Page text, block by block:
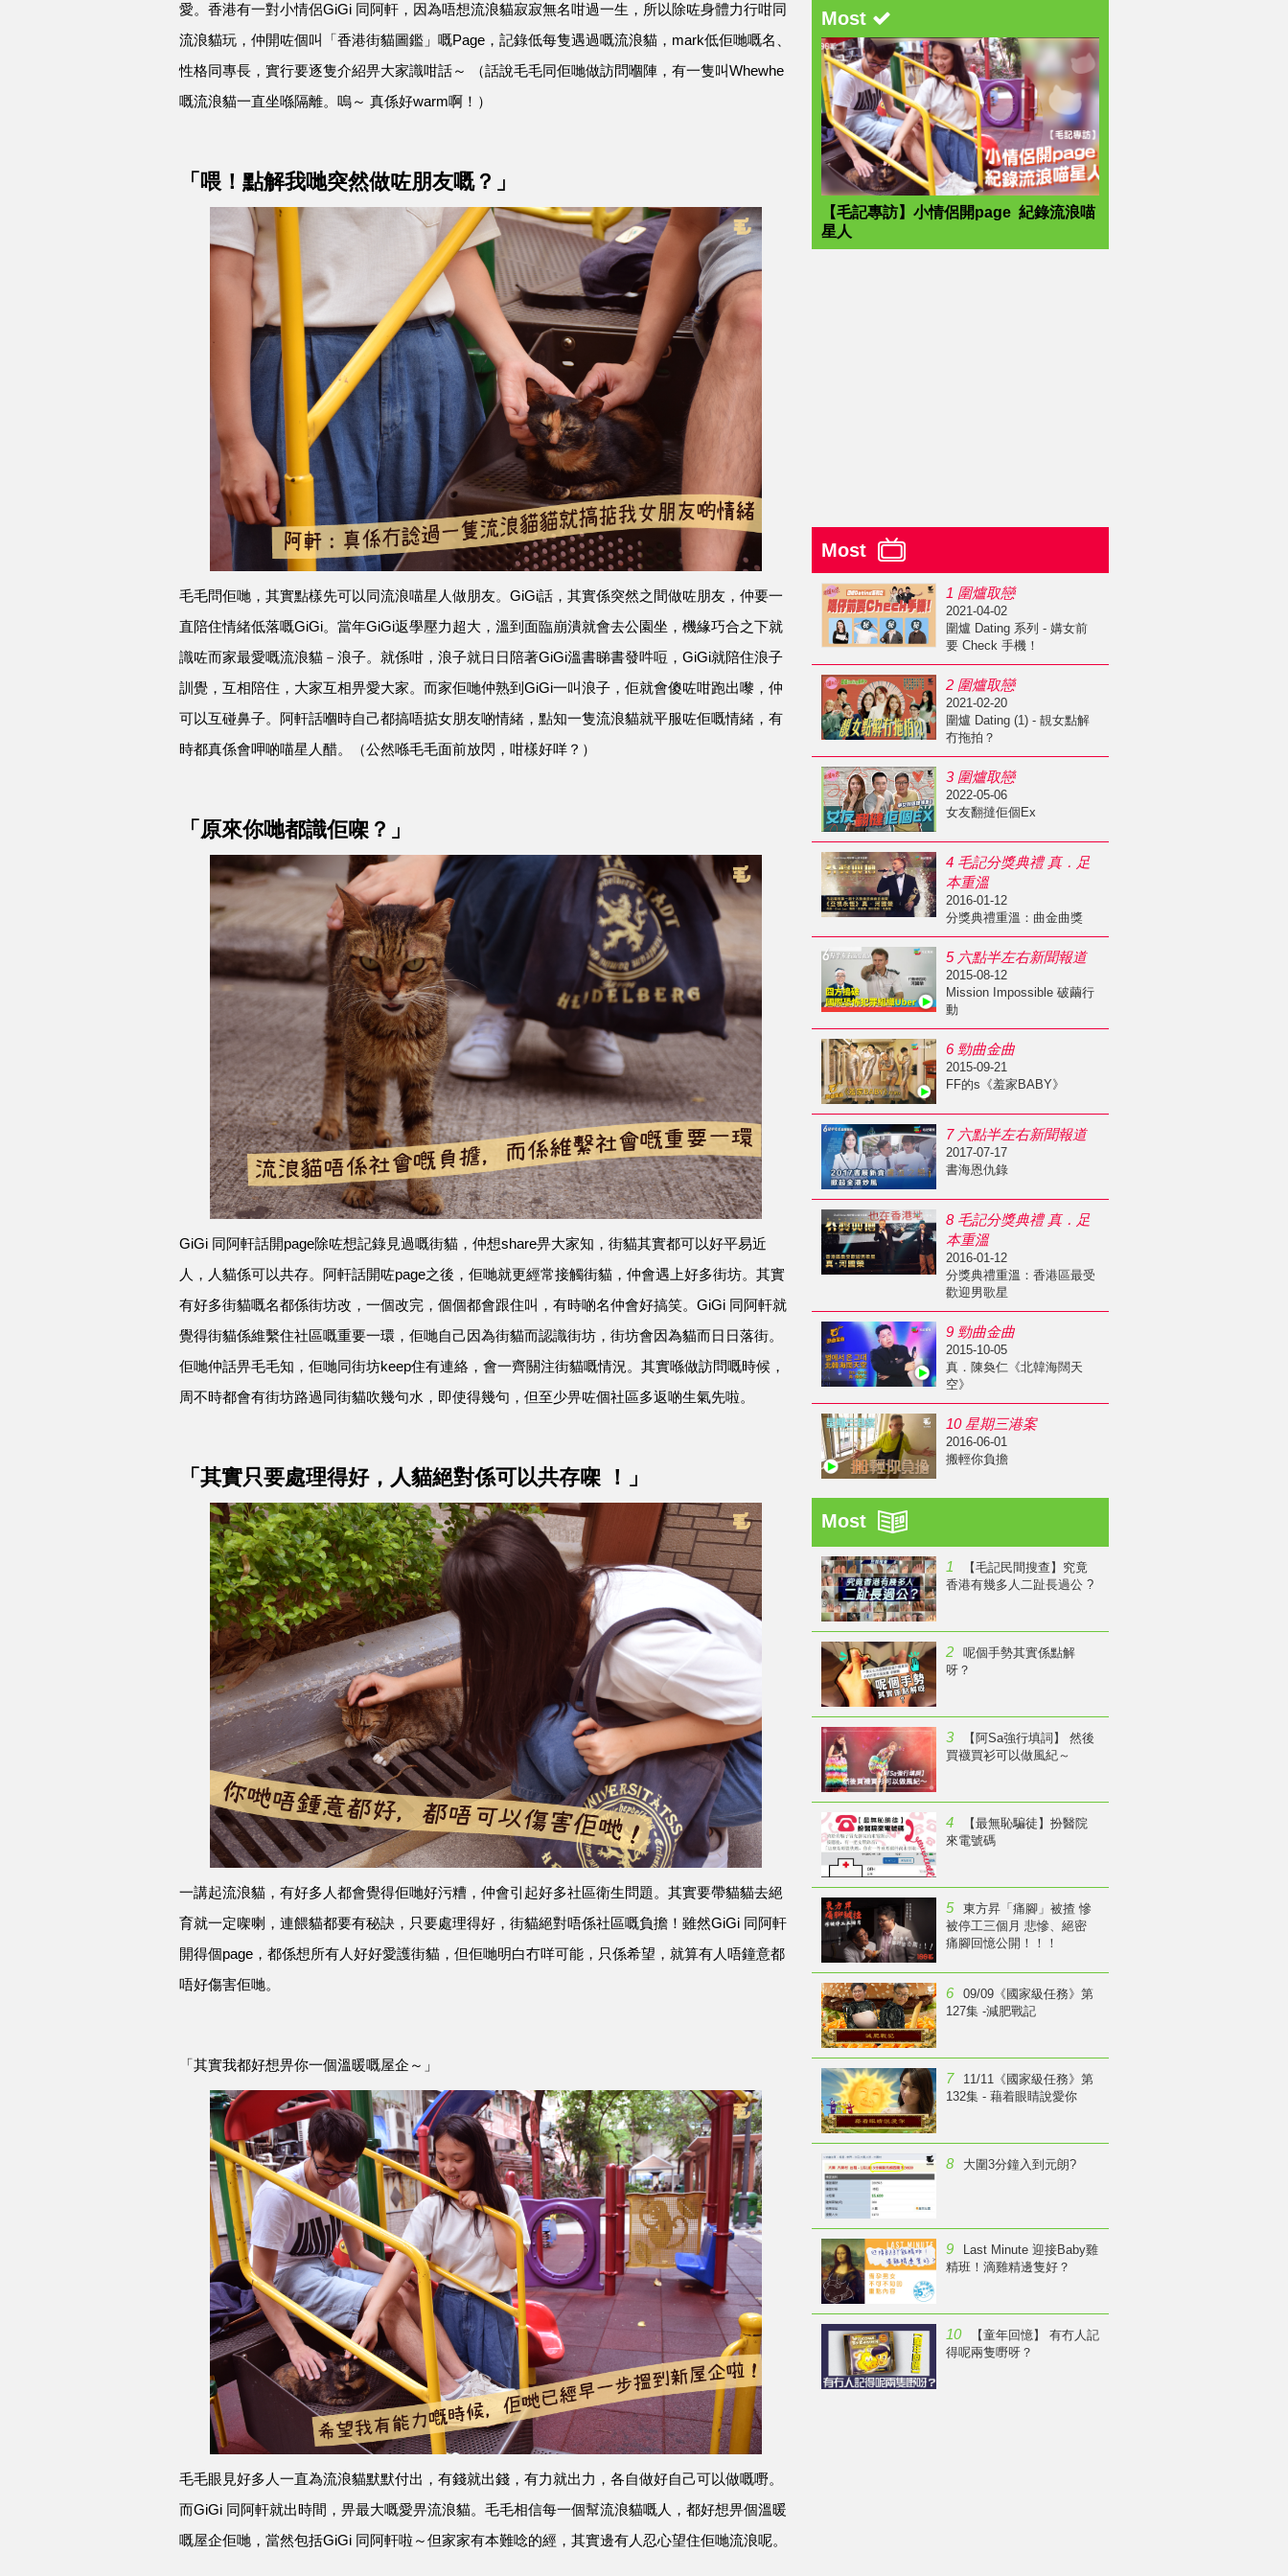
愛。香港有一對小情侶GiGi 同阿軒，因為唔想流浪貓寂寂無名咁過一生，所以除咗身體力行咁同
流浪貓玩，仲開咗個叫「香港街貓圖鑑」嘅Page，記錄低每隻遇過嘅流浪貓，mark低佢哋嘅名、
性格同專長，實行要逐隻介紹畀大家識咁話～ （話說毛毛同佢哋做訪問嗰陣，有一隻叫Whewhe
嘅流浪貓一直坐喺隔離。嗚～ 真係好warm啊！）
「喂！點解我哋突然做咗朋友嘅？」
毛毛問佢哋，其實點樣先可以同流浪喵星人做朋友。GiGi話，其實係突然之間做咗朋友，仲要一
直陪住情緒低落嘅GiGi。當年GiGi返學壓力超大，溫到面臨崩潰就會去公園坐，機緣巧合之下就
識咗而家最愛嘅流浪貓－浪子。就係咁，浪子就日日陪著GiGi溫書睇書發吽哣，GiGi就陪住浪子
訓覺，互相陪住，大家互相畀愛大家。而家佢哋仲熟到GiGi一叫浪子，佢就會傻咗咁跑出嚟，仲
可以互碰鼻子。阿軒話嗰時自己都搞唔掂女朋友啲情緒，點知一隻流浪貓就平服咗佢嘅情緒，有
時都真係會呷啲喵星人醋。（公然喺毛毛面前放閃，咁樣好咩？）
「原來你哋都識佢㗎？」
GiGi 同阿軒話開page除咗想記錄見過嘅街貓，仲想share畀大家知，街貓其實都可以好平易近
人，人貓係可以共存。阿軒話開咗page之後，佢哋就更經常接觸街貓，仲會遇上好多街坊。其實
有好多街貓嘅名都係街坊改，一個改完，個個都會跟住叫，有時啲名仲會好搞笑。GiGi 同阿軒就
覺得街貓係維繫住社區嘅重要一環，佢哋自己因為街貓而認識街坊，街坊會因為貓而日日落街。
佢哋仲話畀毛毛知，佢哋同街坊keep住有連絡，會一齊關注街貓嘅情況。其實喺做訪問嘅時候，
周不時都會有街坊路過同街貓吹幾句水，即使得幾句，但至少畀咗個社區多返啲生氣先啦。
「其實只要處理得好，人貓絕對係可以共存㗎 ！」
一講起流浪貓，有好多人都會覺得佢哋好污糟，仲會引起好多社區衛生問題。其實要帶貓貓去絕
育就一定㗎喇，連餵貓都要有秘訣，只要處理得好，街貓絕對唔係社區嘅負擔！雖然GiGi 同阿軒
開得個page，都係想所有人好好愛護街貓，但佢哋明白冇咩可能，只係希望，就算有人唔鐘意都
唔好傷害佢哋。
「其實我都好想畀你一個溫暖嘅屋企～」
毛毛眼見好多人一直為流浪貓默默付出，有錢就出錢，有力就出力，各自做好自己可以做嘅嘢。
而GiGi 同阿軒就出時間，畀最大嘅愛畀流浪貓。毛毛相信每一個幫流浪貓嘅人，都好想畀個溫暖
嘅屋企佢哋，當然包括GiGi 同阿軒啦～但家家有本難唸的經，其實邊有人忍心望住佢哋流浪呢。
Most
【毛記專訪】小情侶開page 紀錄流浪喵
星人
Most
1 圍爐取戀
2021-04-02
圍爐 Dating 系列 - 媾女前
要 Check 手機！
2 圍爐取戀
2021-02-20
圍爐 Dating (1) - 靚女點解
冇拖拍？
3 圍爐取戀
2022-05-06
女友翻撻佢個Ex
4 毛記分獎典禮 真．足
本重溫
2016-01-12
分獎典禮重溫：曲金曲獎
5 六點半左右新聞報道
2015-08-12
Mission Impossible 破繭行
動
6 勁曲金曲
2015-09-21
FF的s《羞家BABY》
7 六點半左右新聞報道
2017-07-17
書海恩仇錄
8 毛記分獎典禮 真．足
本重溫
2016-01-12
分獎典禮重溫：香港區最受
歡迎男歌星
9 勁曲金曲
2015-10-05
真．陳奐仁《北韓海闊天
空》
10 星期三港案
2016-06-01
搬輕你負擔
Most
1
【毛記民間搜查】究竟
香港有幾多人二趾長過公 ?
2
呢個手勢其實係點解
呀？
3
【阿Sa強行填詞】 然後
買襪買衫可以做風紀～
4
【最無恥騙徒】扮醫院
來電號碼
5
東方昇「痛腳」被揸 慘
被停工三個月 悲慘、絕密
痛腳回憶公開！！！
6
09/09《國家級任務》第
127集 -減肥戰記
7
11/11《國家級任務》第
132集 - 藉着眼睛說愛你
8 大圍3分鐘入到元朗?
9
Last Minute 迎接Baby雞
精班！滴雞精邊隻好？
10
【童年回憶】 有冇人記
得呢兩隻嘢呀？